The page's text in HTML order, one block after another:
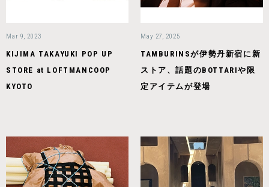
Mar 9, 2023
KIJIMA TAKAYUKI POP UP
STORE at LOFTMANCOOP
KYOTO
May 27, 2025
TAMBURINSが伊勢丹新宿に新
ストア、話題のBOTTARIや限
定アイテムが登場